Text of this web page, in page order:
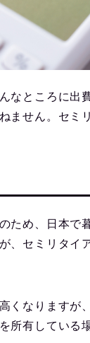
なところに出
ません。セミ
ため、日本で
、セミリタイ
くなりますが、
所有している